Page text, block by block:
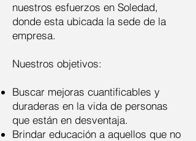
nuestros esfuerzos en Soledad,
donde esta ubicada la sede de la
empresa.
Nuestros objetivos:
Buscar mejoras cuantificables y
duraderas en la vida de personas
que están en desventaja.
Brindar educación a aquellos que no